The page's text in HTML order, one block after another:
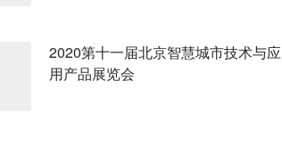
2020第十一届北京智慧城市技术与应
用产品展览会